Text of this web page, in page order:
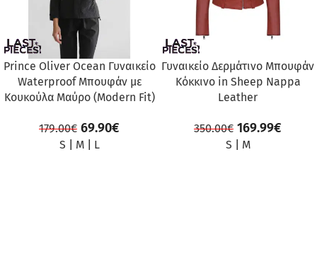
Prince Oliver Ocean Γυναικείο
Waterproof Μπουφάν με
Κουκούλα Μαύρο (Modern Fit)
179.00€ 69.90€
S M| L
Γυναικείο Δερμάτινο Μπουφάν
Κόκκινο in Sheep Nappa
Leather
350.00€ 169.99€
S M